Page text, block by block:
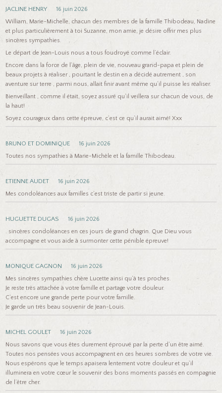
JACLINE HENRY
16 juin 2026
William, Marie-Michelle, chacun des membres de la famille Thibodeau, Nadine
et plus particulièrement à toi Suzanne, mon amie, je désire offrir mes plus
sincères sympathies.
Le départ de Jean-Louis nous a tous foudroyé comme l’éclair.
Encore dans la force de l’âge, plein de vie, nouveau grand-papa et plein de
beaux projets à réaliser , pourtant le destin en a décidé autrement , son
aventure sur terre , parmi nous, allait finir avant même qu’il puisse les réaliser.
Bienveillant , comme il était, soyez assuré qu’il veillera sur chacun de vous, de
la haut!
Soyez courageux dans cette épreuve, c’est ce qu’il aurait aimé! Xxx
BRUNO ET DOMINIQUE
16 juin 2026
Toutes nos sympathies à Marie-Michèle et la famille Thibodeau.
ETIENNE AUDET
16 juin 2026
Mes condoléances aux familles c’est triste de partir si jeune.
HUGUETTE DUGAS
16 juin 2026
. sincères condoléances en ces jours de grand chagrin. Que Dieu vous
accompagne et vous aide à surmonter cette pénible épreuve!
MONIQUE GAGNON
16 juin 2026
Mes sincères sympathies chère Lucette ainsi qu’à tes proches.
Je reste très attachée à votre famille et partage votre douleur.
C’est encore une grande perte pour votre famille.
Je garde un très beau souvenir de Jean-Louis.
MICHEL GOULET
16 juin 2026
Nous savons que vous êtes durement éprouvé par la perte d’un être aimé.
Toutes nos pensées vous accompagnent en ces heures sombres de votre vie.
Nous espérons que le temps apaisera lentement votre douleur et qu’il
illuminera en votre cœur le souvenir des bons moments passés en compagnie
de l’être cher.